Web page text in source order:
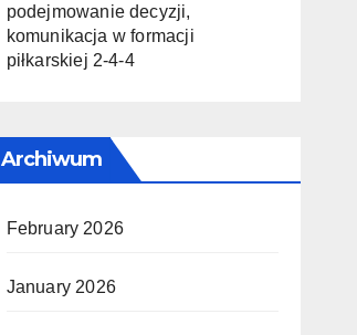
podejmowanie decyzji,
komunikacja w formacji
piłkarskiej 2-4-4
Archiwum
February 2026
January 2026